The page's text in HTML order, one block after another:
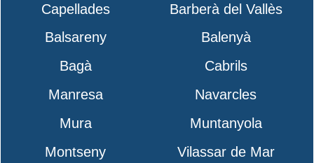
Capellades
Barberà del Vallès
Balsareny
Balenyà
Bagà
Cabrils
Manresa
Navarcles
Mura
Muntanyola
Montseny
Vilassar de Mar